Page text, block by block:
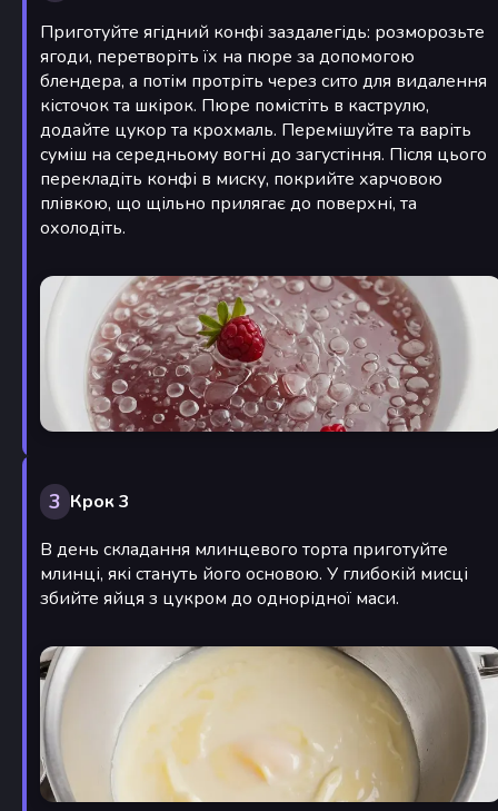
Приготуйте ягідний конфі заздалегідь: розморозьте
ягоди, перетворіть їх на пюре за допомогою
блендера, а потім протріть через сито для видалення
кісточок та шкірок. Пюре помістіть в каструлю,
додайте цукор та крохмаль. Перемішуйте та варіть
суміш на середньому вогні до загустіння. Після цього
перекладіть конфі в миску, покрийте харчовою
плівкою, що щільно прилягає до поверхні, та
охолодіть.
3 Крок 3
В день складання млинцевого торта приготуйте
млинці, які стануть його основою. У глибокій мисці
збийте яйця з цукром до однорідної маси.